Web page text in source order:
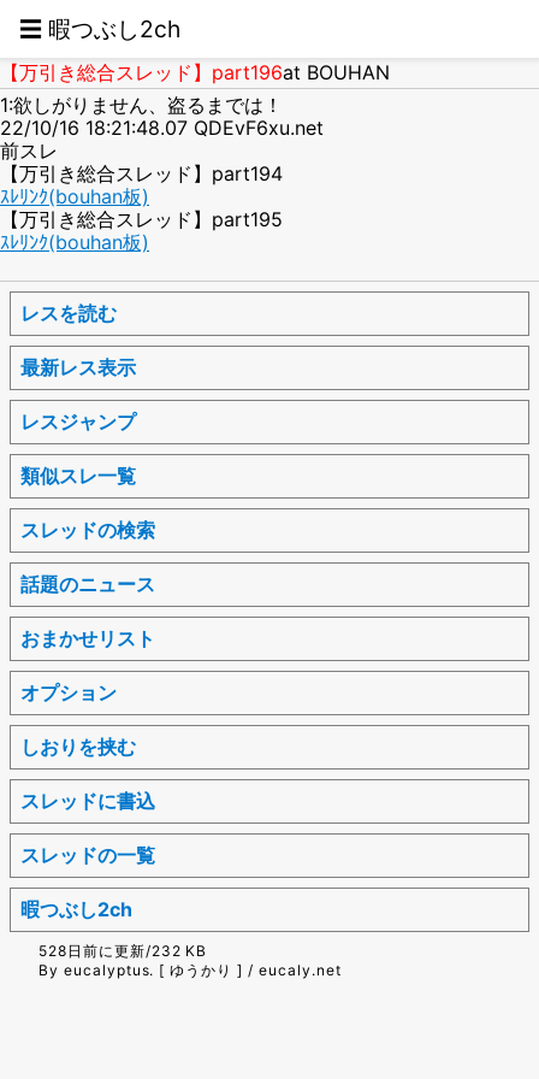
☰ 暇つぶし2ch
【万引き総合スレッド】part196at BOUHAN
1:欲しがりません、盗るまでは！
22/10/16 18:21:48.07 QDEvF6xu.net
前スレ
【万引き総合スレッド】part194
ｽﾚﾘﾝｸ(bouhan板)
【万引き総合スレッド】part195
ｽﾚﾘﾝｸ(bouhan板)
レスを読む
最新レス表示
レスジャンプ
類似スレ一覧
スレッドの検索
話題のニュース
おまかせリスト
オプション
しおりを挟む
スレッドに書込
スレッドの一覧
暇つぶし2ch
528日前に更新/232 KB
By eucalyptus. [ ゆうかり ] / eucaly.net